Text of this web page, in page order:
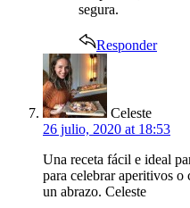
segura.
Responder
Celeste
26 julio, 2020 at 18:53
Una receta fácil e ideal
para celebrar aperitivos o
un abrazo. Celeste